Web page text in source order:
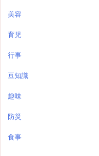
美容
育児
行事
豆知識
趣味
防災
食事